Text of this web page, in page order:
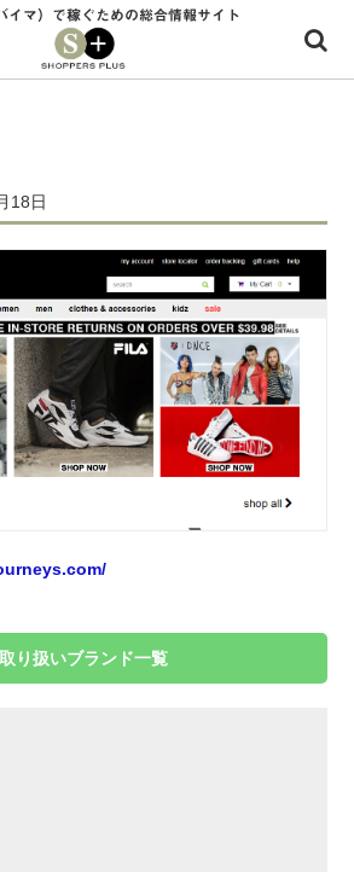
Menu
を発信！SP通信
ド
バイマの疑問に現役パーソナルショッパーが答えてみた
指南書
イマ）で稼ぐための総合情報サイト
18日
取り扱いブランド一覧